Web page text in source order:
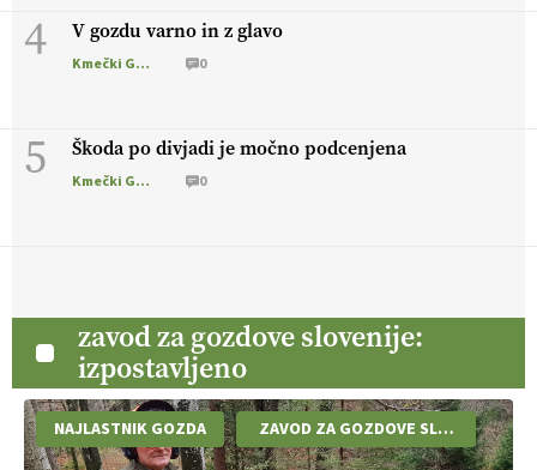
4 V gozdu varno in z glavo
Kmečki Glas 0
5 Škoda po divjadi je močno podcenjena
Kmečki Glas 0
zavod za gozdove slovenije:
izpostavljeno
NAJLASTNIK GOZDA ZAVOD ZA GOZDOVE SLOVENIJE